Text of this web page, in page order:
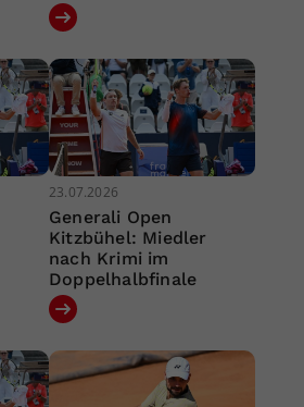
23.07.2026
Generali Open
Kitzbühel: Miedler
nach Krimi im
Doppelhalbfinale